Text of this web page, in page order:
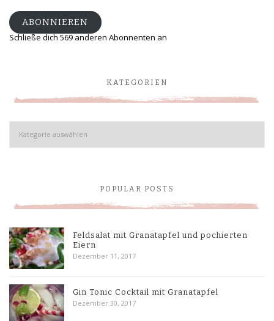
ABONNIEREN
Schließe dich 569 anderen Abonnenten an
KATEGORIEN
Kategorien
POPULAR POSTS
Feldsalat mit Granatapfel und pochierten
Eiern
Dezember 11, 2017
Gin Tonic Cocktail mit Granatapfel
Dezember 30, 2017